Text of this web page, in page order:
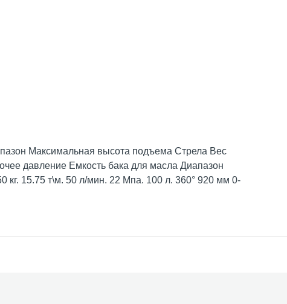
Максимальная высота подъема Стрела Вес
давление Емкость бака для масла Диапазон
кг. 15.75 т\м. 50 л/мин. 22 Мпа. 100 л. 360° 920 мм 0-